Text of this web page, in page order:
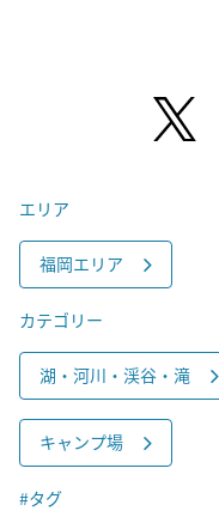
エリア
福岡エリア
カテゴリー
湖・河川・渓谷・滝
キャンプ場
#タグ